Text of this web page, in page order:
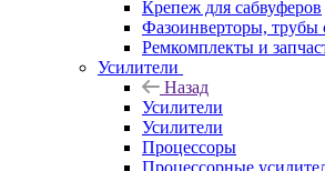
Крепеж для сабвуферов
Фазоинверторы, трубы
Ремкомплекты и
Усилители
Назад
Усилители
Усилители
Процессоры
Процессорные